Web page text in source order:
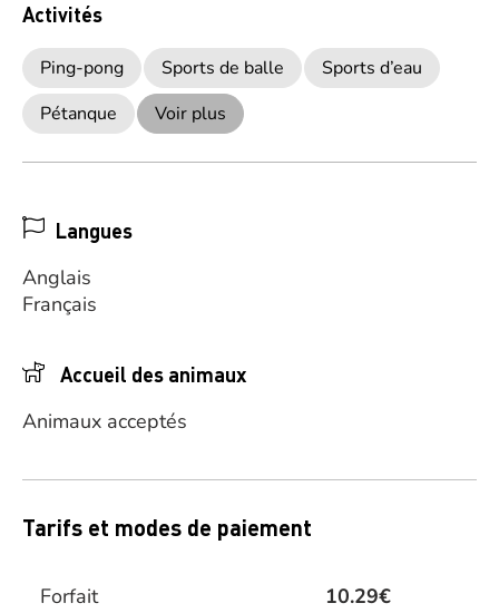
Activités
Ping-pong Sports de balle
Sports d’eau
Pétanque
Voir plus
Langues
Anglais
Français
Accueil des animaux
Animaux acceptés
Tarifs et modes de paiement
Forfait
10.29€